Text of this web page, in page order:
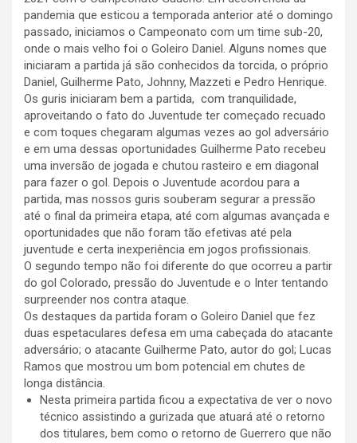
pandemia que esticou a temporada anterior até o domingo
passado, iniciamos o Campeonato com um time sub-20,
onde o mais velho foi o Goleiro Daniel. Alguns nomes que
iniciaram a partida já são conhecidos da torcida, o próprio
Daniel, Guilherme Pato, Johnny, Mazzeti e Pedro Henrique.
Os guris iniciaram bem a partida, com tranquilidade,
aproveitando o fato do Juventude ter começado recuado
e com toques chegaram algumas vezes ao gol adversário
e em uma dessas oportunidades Guilherme Pato recebeu
uma inversão de jogada e chutou rasteiro e em diagonal
para fazer o gol. Depois o Juventude acordou para a
partida, mas nossos guris souberam segurar a pressão
até o final da primeira etapa, até com algumas avançada e
oportunidades que não foram tão efetivas até pela
juventude e certa inexperiência em jogos profissionais.
O segundo tempo não foi diferente do que ocorreu a partir
do gol Colorado, pressão do Juventude e o Inter tentando
surpreender nos contra ataque.
Os destaques da partida foram o Goleiro Daniel que fez
duas espetaculares defesa em uma cabeçada do atacante
adversário; o atacante Guilherme Pato, autor do gol; Lucas
Ramos que mostrou um bom potencial em chutes de
longa distância.
Nesta primeira partida ficou a expectativa de ver o novo
técnico assistindo a gurizada que atuará até o retorno
dos titulares, bem como o retorno de Guerrero que não